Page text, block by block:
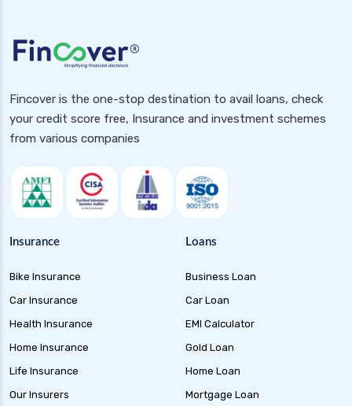
Fincover is the one-stop destination to avail loans, check
your credit score free, Insurance and investment schemes
from various companies
Insurance
Bike Insurance
Car Insurance
Health Insurance
Home Insurance
Life Insurance
Our Insurers
Loans
Business Loan
Car Loan
EMI Calculator
Gold Loan
Home Loan
Mortgage Loan